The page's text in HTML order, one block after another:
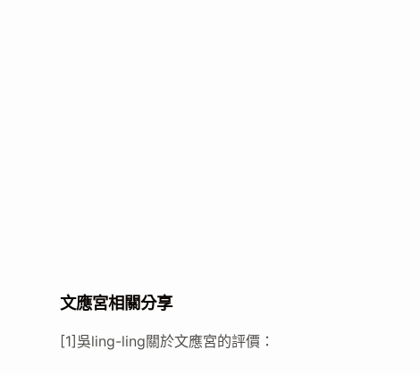
文應宮相關分享
[1]吳ling-ling關於文應宮的評價：